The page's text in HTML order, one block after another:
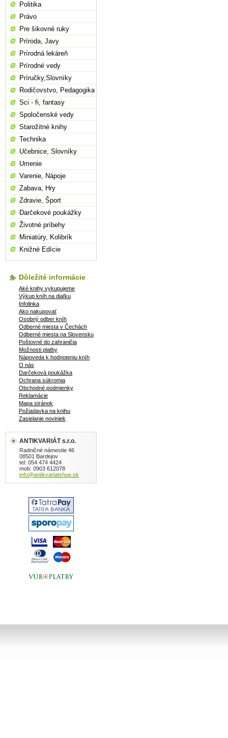
Politika
Právo
Pre šikovné ruky
Príroda, Javy
Prírodná lekáreň
Prírodné vedy
Príručky,Slovníky
Rodičovstvo, Pedagogika
Sci - fi, fantasy
Spoločenské vedy
Starožitné knihy
Technika
Učebnice, Slovníky
Umenie
Varenie, Nápoje
Zabava, Hry
Zdravie, Šport
Darčekové poukážky
Životné príbehy
Miniatúry, Kolibrík
Knižné Edície
Dôležité informácie
Aké knihy vykupujeme
Výkup kníh na diaľku
Infolinka
Ako nakupovať
Osobný odber kníh
Odberné miesta v Čechách
Odberné miesta na Slovensku
Poštovné do zahraničia
Možnosti platby
Nápoveda k hodnoteniu kníh
O nás
Darčeková poukážka
Ochrana súkromia
Obchodné podmienky
Reklamácie
Mapa stránok
Požiadavka na knihu
Zasielanie noviniek
ANTIKVARIÁT s.r.o.
Radničné námestie 46
08501 Bardejov
tel: 054 474 4424
mob: 0903 612078
info@antikvariatshop.sk